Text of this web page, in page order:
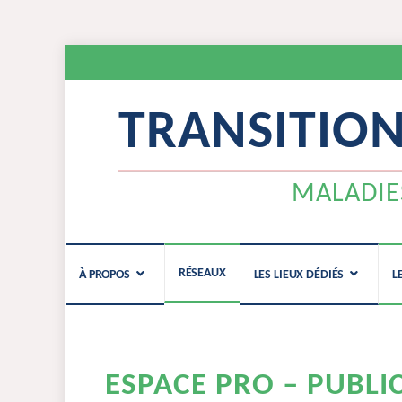
contenu
À PROPOS RÉSEAUX LES LIEUX DÉDIÉS
ESPACE PRO –